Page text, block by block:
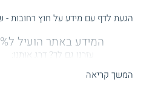
הגעת לדף עם מידע על חוץ רחובות -
המידע באתר הועיל ל87% מהגולשים.
עזרנו גם לך? דרג אותנו:
המשך קריאה